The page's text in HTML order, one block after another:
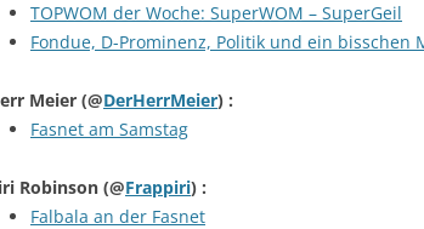
TOPWOM der Woche: SuperWOM – SuperGeil
Fondue, D-Prominenz, Politik und ein bisschen
Meier (@DerHerrMeier) :
Fasnet am Samstag
Robinson (@Frappiri) :
Falbala an der Fasnet